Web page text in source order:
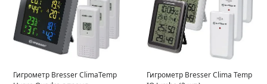
Гигрометр Bresser ClimaTemp
Гигрометр Bresser Clima Temp